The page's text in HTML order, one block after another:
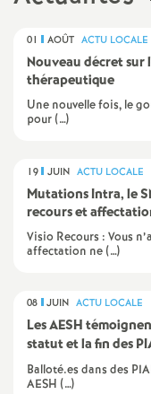
01 AOÛT ACTU LOCALE
Nouveau décret sur
thérapeutique
Une nouvelle fois, le
pour (…)
19 JUIN ACTU LOCALE
Mutations Intra, le
recours et
Visio Recours : Vous
affectation ne (…)
08 JUIN ACTU LOCALE
Les AESH
statut et la fin des
Balloté.es dans des
AESH (…)